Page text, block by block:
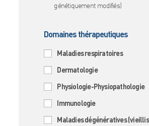
génétiquement modifiés)
Domaines thérapeutiques
Maladies respiratoires
Dermatologie
Physiologie-Physiopathologie
Immunologie
Maladies dégénératives